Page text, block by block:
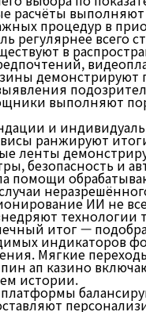
расчёты
процедур в
регулярнее всего
в
демонстрируют
выполняют
и
ранжируют
ленты
безопасность и
помощи
ИИ не
технологии
итог —
индикаторов
Мягкие
ап казино
истории.